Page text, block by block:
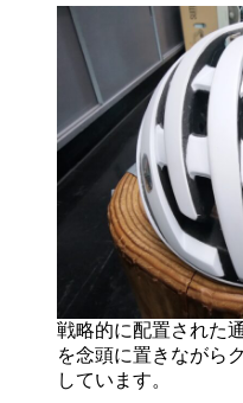
戦略的に配置された
を念頭に置きながら
しています。